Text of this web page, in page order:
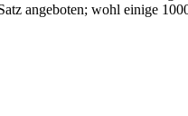
angeboten; wohl einige